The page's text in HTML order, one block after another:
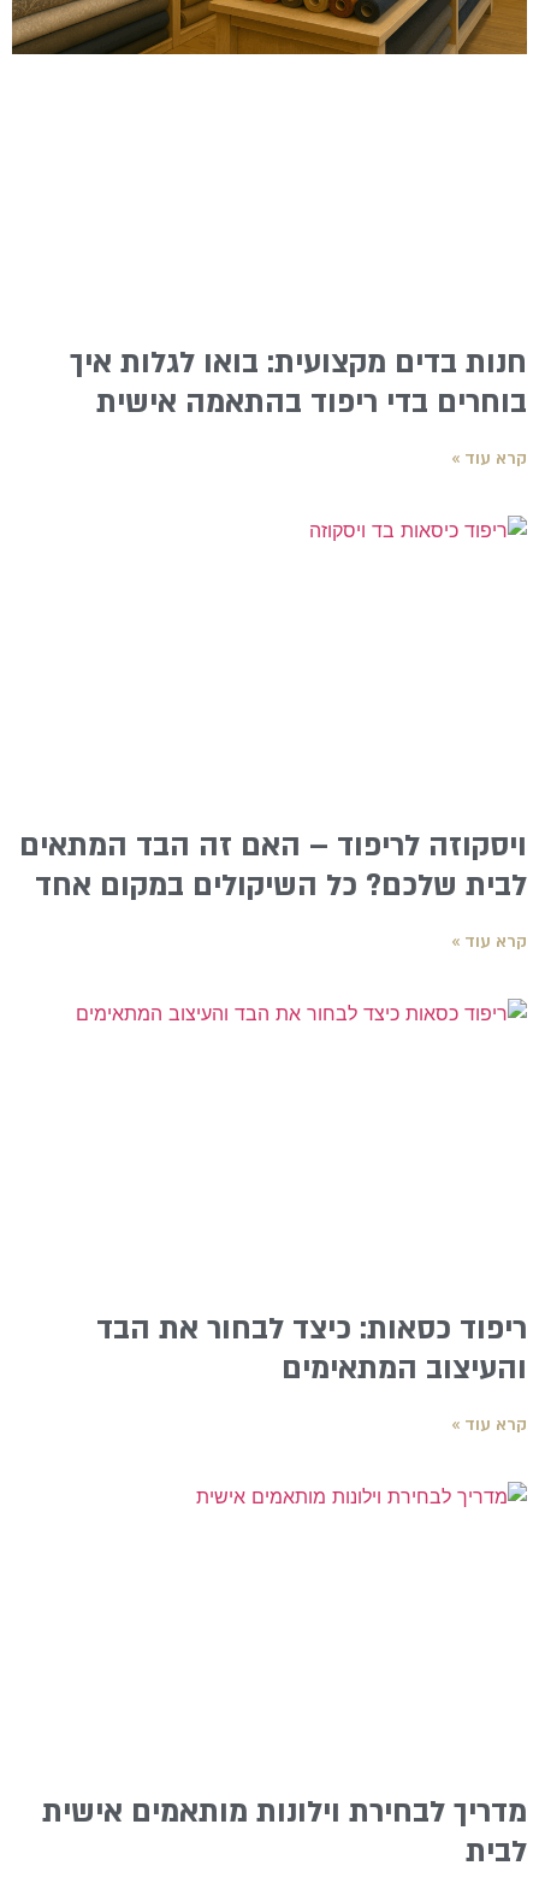
חנות בדים מקצועית: בואו לגלות איך
בוחרים בדי ריפוד בהתאמה אישית
קרא עוד »
ויסקוזה לריפוד – האם זה הבד המתאים
לבית שלכם? כל השיקולים במקום אחד
קרא עוד »
ריפוד כסאות: כיצד לבחור את הבד
והעיצוב המתאימים
קרא עוד »
מדריך לבחירת וילונות מותאמים אישית
לבית